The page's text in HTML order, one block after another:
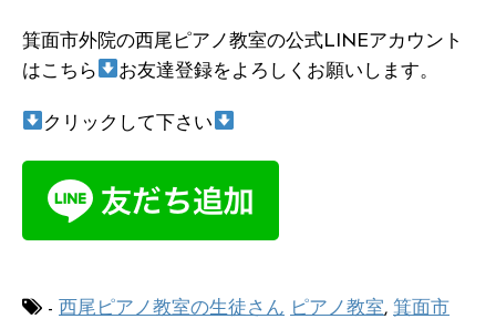
箕面市外院の西尾ピアノ教室の公式LINEアカウント
はこちら
お友達登録をよろしくお願いします。
クリックして下さい
- 西尾ピアノ教室の生徒さん ピアノ教室, 箕面市